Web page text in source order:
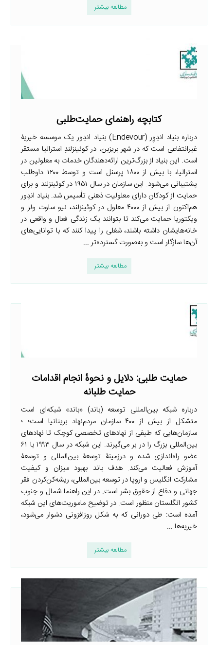
مطالعه بیشتر
کتابچه راهنمای حمایت‌طلبی
درباره بنیاد اندِوِر (Endevour) بنیاد اندِور یک موسسه خیریۀ
غیرانتفاعی است که در شهر بریزبن، در کوئینزلندِ استرالیا مستقر
است. این بنیاد از بزرگ‌ترین ارائه‌دهندگان خدمات به معلولین در
استرالیا، با بیش از ۱۸۰۰ پرسنل است و توسط ۱۲۰۰ داوطلب
پشتیبانی می‌شود. این سازمان در سال ۱۹۵۱ در کوئینزلند و برای
حمایت از کودکان دارای معلولیت ذهنی تأسیس شد. بنیاد اندِور
هم‌اکنون از بیش از ۴۰۰۰ معلول در کوئینزلند، نیو ساوت ولز و
ویکتوریا حمایت می‌کند تا بتوانند یک زندگی فعال و واقعی در
خانه‌هایشان داشته باشند، شغلی را پیدا کنند که با توانایی‌های
آن‌ها سازگار است و به‌صورت گسترده‌تر ...
مطالعه بیشتر
حمایت طلبی: دلایل و نحوۀ انجام اقدامات
حمایت طلبانه
درباره شبکه بین‌المللی توسعه (باند) «باند» شبکه‌ای است
متشکل از بیش از ۴۰۰ سازمان مردم‌نهاد بریتانیا است؛ ؛
سازمان‌هایی که طیفی از نهادهای تخصصی کوچک تا نهادهای
بین‌المللی بزرگ را در بر می‌گیرند. این شبکه در سال ۱۹۹۳ با ۶۱
عضو راه‌اندازی شده و درزمینۀ توسعۀ بین‌المللی و توسعۀ
آموزش فعالیت می‌کند. هدف باند بهبود میزان و کیفیت
مشارکت انگلیس و اروپا در توسعه بین‌المللی، ریشه‌کن‌کردن فقر
جهانی و دفاع از حقوق بشر است. در این راهنما شمال و جنوب
کشور انگلستان منظور است. در توضیح ماموریت‌های این شبکه
آمده است: طی دورانی که به شکل روزافزونی دشوار می‌شود،
خیریه‌ها ...
مطالعه بیشتر